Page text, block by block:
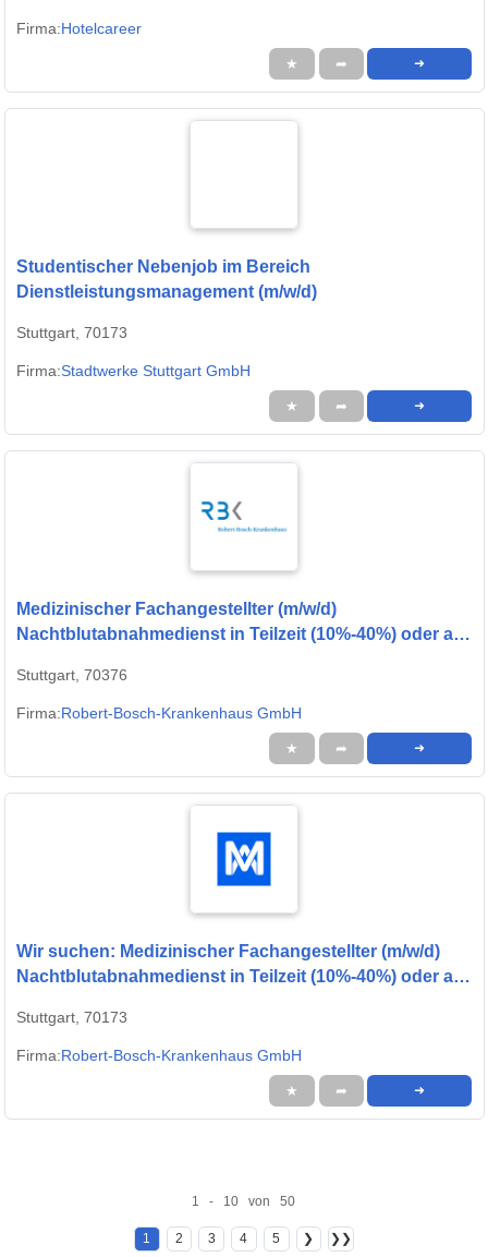
Firma:Hotelcareer
★ ➦ ➜
Studentischer Nebenjob im Bereich
Dienstleistungsmanagement (m/w/d)
Stuttgart, 70173
Firma:Stadtwerke Stuttgart GmbH
★ ➦ ➜
Medizinischer Fachangestellter (m/w/d)
Nachtblutabnahmedienst in Teilzeit (10%-40%) oder als
Stuttgart, 70376
Firma:Robert-Bosch-Krankenhaus GmbH
★ ➦ ➜
Wir suchen: Medizinischer Fachangestellter (m/w/d)
Nachtblutabnahmedienst in Teilzeit (10%-40%) oder als
Stuttgart, 70173
Firma:Robert-Bosch-Krankenhaus GmbH
★ ➦ ➜
1 - 10 von 50
1 2 3 4 5 ❯ ❯❯